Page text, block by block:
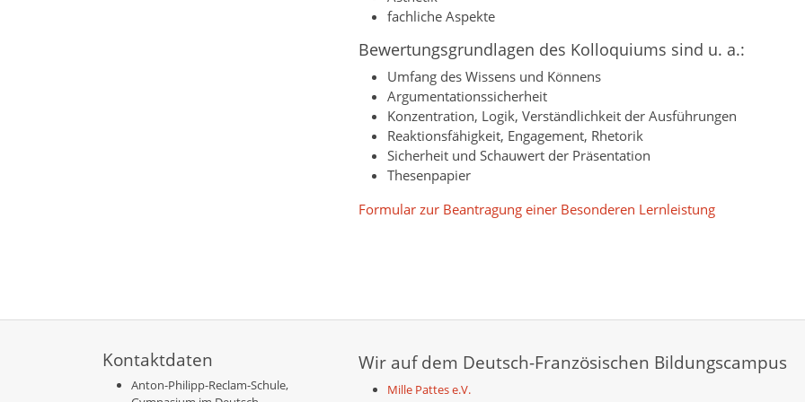
fachliche Aspekte
Bewertungsgrundlagen des Kolloquiums sind u. a.:
Umfang des Wissens und Könnens
Argumentationssicherheit
Konzentration, Logik, Verständlichkeit der Ausführungen
Reaktionsfähigkeit, Engagement, Rhetorik
Sicherheit und Schauwert der Präsentation
Thesenpapier
Formular zur Beantragung einer Besonderen Lernleistung
Kontaktdaten
Anton-Philipp-Reclam-Schule,
Wir auf dem Deutsch-Französischen Bildungscampus
Mille Pattes e.V.